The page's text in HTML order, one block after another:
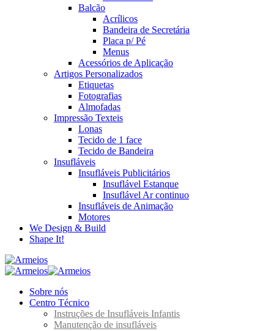
Balcão
Acrílicos
Bandeira de Secretária
Placa p/ Pé
Menus
Acessórios de Aplicação
Artigos Personalizados
Etiquetas
Fotografias
Almofadas
Impressão Texteis
Lonas
Tecido de 1 face
Tecido de Bandeira
Insufláveis
Insufláveis Publicitários
Insuflável Estanque
Insuflável Ar continuo
Insufláveis de Animação
Motores
We Design & Build
Shape It!
Sobre nós
Centro Técnico
Instruções de Insufláveis Infantis
Manutenção de insufláveis